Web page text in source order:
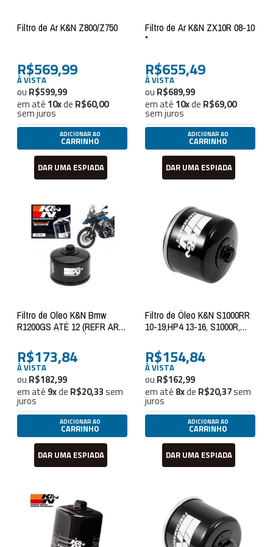
Filtro de Ar K&N Z800/Z750
R$569,99
À VISTA
R$599,99
em até 10xde R$60,00
sem juros
ADICIONAR AO
CARRINHO
DAR UMA ESPIADA
Filtro de Ar K&N ZX10R 08-10
*
R$655,49
À VISTA
R$689,99
em até 10xde R$69,00
sem juros
ADICIONAR AO
CARRINHO
DAR UMA ESPIADA
Filtro de Oleo K&N Bmw
R1200GS ATÉ 12 (REFR AR),
R1200GS ADV ATÉ 13 (REFR
AR), R1200R 07-14, R1200RS
R$173,84
À VISTA
R$182,99
em até 9xde R$20,33sem
juros
ADICIONAR AO
CARRINHO
DAR UMA ESPIADA
Filtro de Óleo K&N S1000RR
10-19,HP4 13-16, S1000R,
R$154,84
À VISTA
R$162,99
em até 8xde R$20,37sem
juros
ADICIONAR AO
CARRINHO
DAR UMA ESPIADA